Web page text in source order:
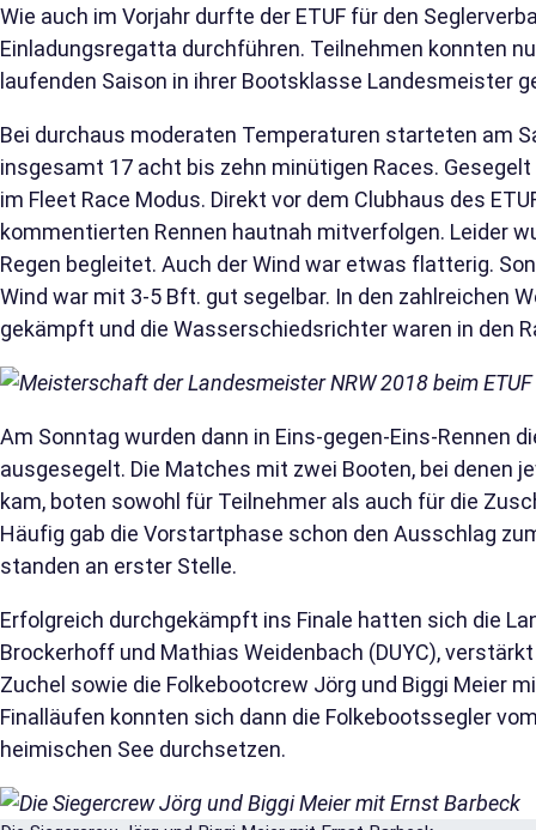
Wie auch im Vorjahr durfte der ETUF für den
Einladungsregatta durchführen. Teilnehmen konnten
laufenden Saison in ihrer Bootsklasse Landesmeister
Bei durchaus moderaten Temperaturen starteten am
insgesamt 17 acht bis zehn minütigen Races.
im Fleet Race Modus. Direkt vor dem Clubhaus des
kommentierten Rennen hautnah mitverfolgen. Leider
Regen begleitet. Auch der Wind war etwas flatterig.
Wind war mit 3-5 Bft. gut segelbar. In den zahlreichen
gekämpft und die Wasserschiedsrichter waren in den
Am Sonntag wurden dann in Eins-gegen-Eins-Rennen
ausgesegelt. Die Matches mit zwei Booten, bei denen
kam, boten sowohl für Teilnehmer als auch für die
Häufig gab die Vorstartphase schon den Ausschlag
standen an erster Stelle.
Erfolgreich durchgekämpft ins Finale hatten sich die
Brockerhoff und Mathias Weidenbach (DUYC),
Zuchel sowie die Folkebootcrew Jörg und Biggi Meier
Finalläufen konnten sich dann die Folkebootssegler
heimischen See durchsetzen.